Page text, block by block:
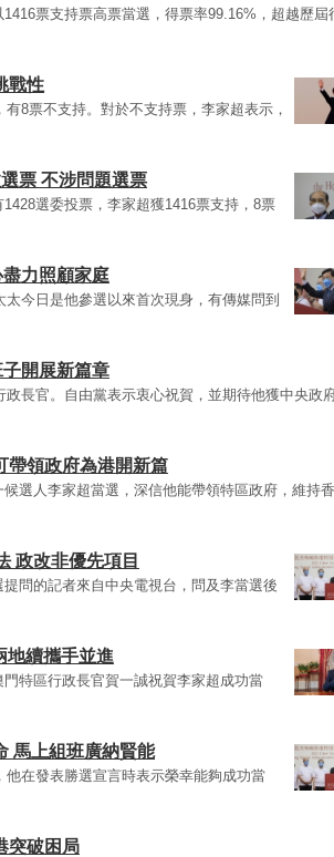
票支持票高票當選，得票率99.16%，超越歷屆
戰性
8票不支持。對於不支持票，李家超表示，
票 不涉問題選票
選委投票，李家超獲1416票支持，8票
力照顧家庭
今日是他參選以來首次現身，有傳媒問到
開展新篇章
長官。自由黨表示衷心祝賀，並期待他獲中央政
帶領政府為港開新篇
選人李家超當選，深信他能帶領特區政府，維持
政改非優先項目
問的記者來自中央電視台，問及李當選後
地續攜手並進
特區行政長官賀一誠祝賀李家超成功當
馬上組班廣納賢能
在發表勝選宣言時表示榮幸能夠成功當
突破困局